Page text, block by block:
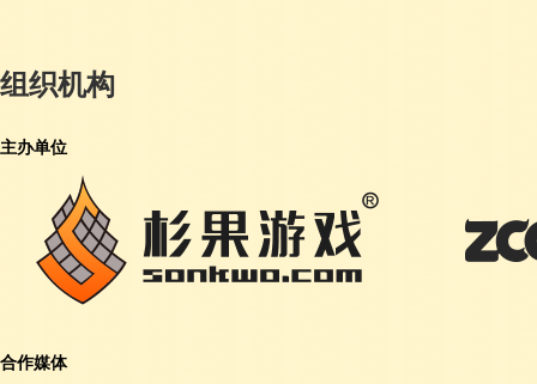
组织机构
主办单位
合作媒体